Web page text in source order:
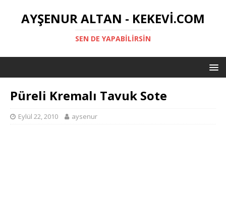
AYŞENUR ALTAN - KEKEVI.COM
SEN DE YAPABILIRSIN
Püreli Kremalı Tavuk Sote
Eylül 22, 2010 aysenur